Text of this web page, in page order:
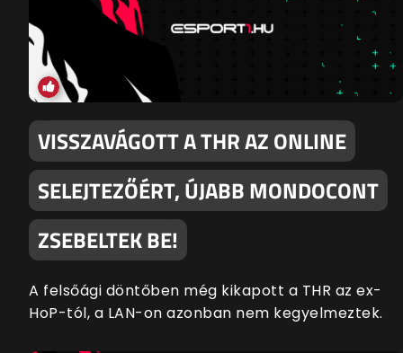
VISSZAVÁGOTT A THR AZ ONLINE
SELEJTEZŐÉRT, ÚJABB MONDOCONT
ZSEBELTEK BE!
A felsőági döntőben még kikapott a THR az ex-
HoP-tól, a LAN-on azonban nem kegyelmeztek.